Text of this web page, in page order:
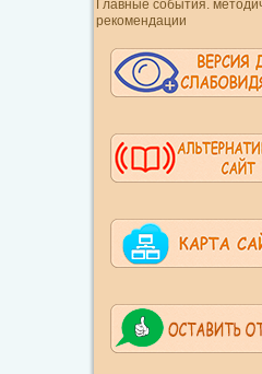
Главные события.
рекомендации